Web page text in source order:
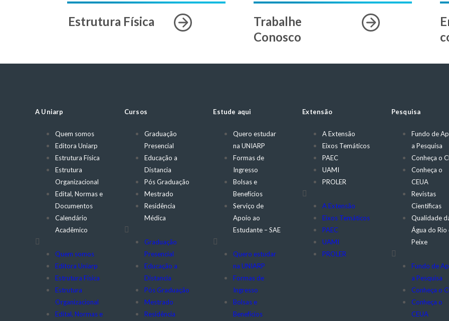
Estrutura Física
Trabalhe
Conosco
A Uniarp
Quem somos
Editora Uniarp
Estrutura Física
Estrutura
Organizacional
Edital, Normas e
Documentos
Calendário
Acadêmico
Quem somos
Editora Uniarp
Estrutura Física
Estrutura
Organizacional
Edital, Normas e
Cursos
Graduação
Presencial
Educação a
Distancia
Pós Graduação
Mestrado
Residência
Médica
Graduação
Presencial
Educação a
Distancia
Pós Graduação
Mestrado
Residência
Estude aqui
Quero estudar
na UNIARP
Formas de
Ingresso
Bolsas e
Benefícios
Serviço de
Apoio ao
Estudante – SAE
Quero estudar
na UNIARP
Formas de
Ingresso
Bolsas e
Benefícios
Extensão
A Extensão
Eixos Temáticos
PAEC
UAMI
PROLER
A Extensão
Eixos Temáticos
PAEC
UAMI
PROLER
Pesquisa
Fundo de
a Pesquisa
Conheça o
Conheça o
CEUA
Revistas
Científicas
Qualidade
Água do Rio
Peixe
Fundo de
a Pesquisa
Conheça o
Conheça o
CEUA